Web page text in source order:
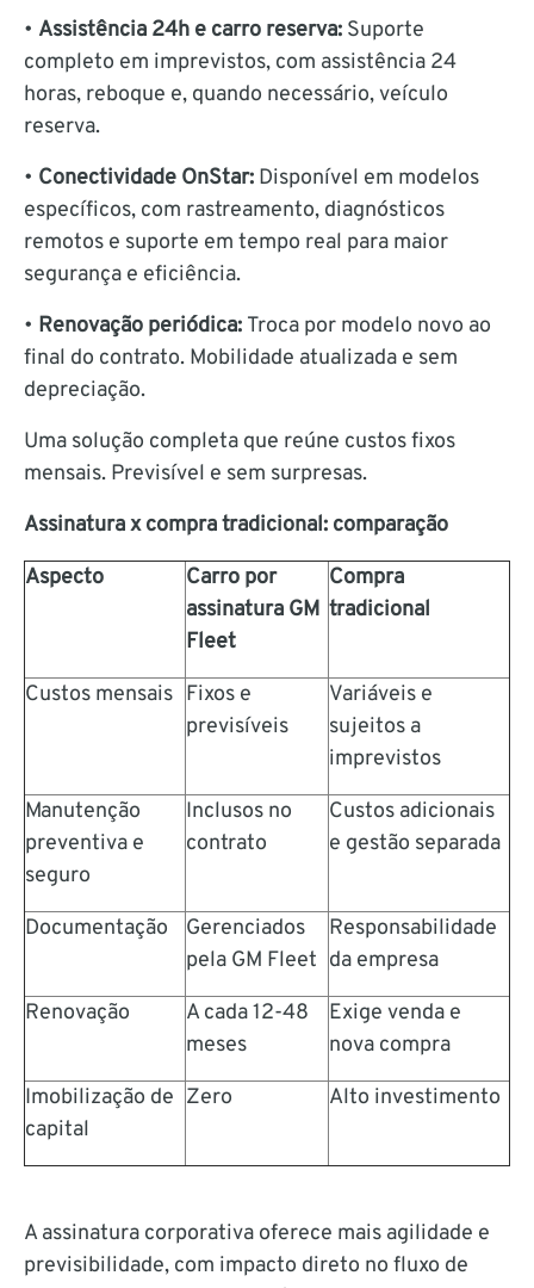
• Assistência 24h e carro reserva: Suporte
completo em imprevistos, com assistência 24
horas, reboque e, quando necessário, veículo
reserva.
• Conectividade OnStar: Disponível em modelos
específicos, com rastreamento, diagnósticos
remotos e suporte em tempo real para maior
segurança e eficiência.
• Renovação periódica: Troca por modelo novo ao
final do contrato. Mobilidade atualizada e sem
depreciação.
Uma solução completa que reúne custos fixos
mensais. Previsível e sem surpresas.
Assinatura x compra tradicional: comparação
Aspecto
Carro por
assinatura GM
Fleet
Compra
tradicional
Custos mensais Fixos e
previsíveis
Variáveis e
sujeitos a
imprevistos
Manutenção
preventiva e
seguro
Inclusos no
contrato
Custos adicionais
e gestão separada
Documentação
Gerenciados
pela GM Fleet
Responsabilidade
da empresa
Renovação
A cada 12-48
meses
Exige venda e
nova compra
Imobilização de
capital
Zero Alto investimento
A assinatura corporativa oferece mais agilidade e
previsibilidade, com impacto direto no fluxo de